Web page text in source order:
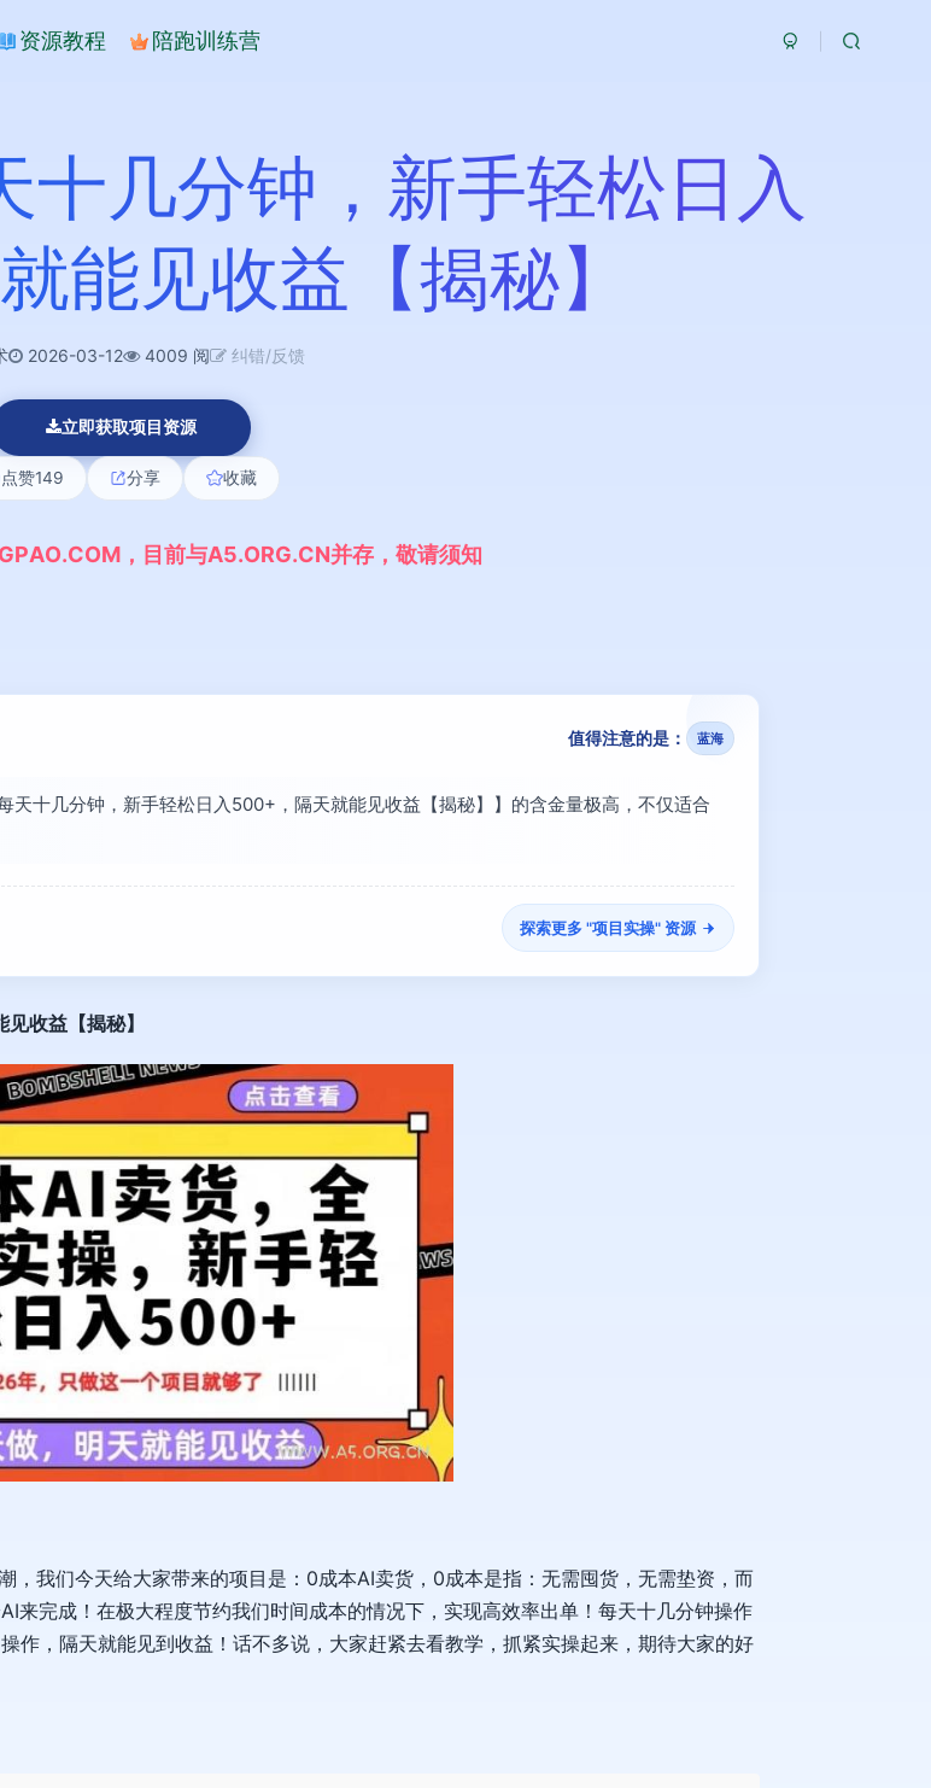
资源教程 陪跑训练营
十几分钟，新手轻松日入
能见收益【揭秘】
2026-03-12 4009 阅 纠错/反馈
立即获取项目资源
点赞149 分享 收藏
GPAO.COM ， 目 前与A5.ORG.CN并存 ， 敬请须知
值得注意的是： 蓝海
十几分钟，新手轻松日入500+，隔天就能见收益【揭秘】】的含金量极高，不仅适合
探索更多 "项目实操" 资源
收益【揭秘】
我们今天给大家带来的项目是：0成本AI卖货，0成本是指：无需囤货，无需垫资，而
来完成！在极大程度节约我们时间成本的情况下，实现高效率出单！每天十几分钟操作
作，隔天就能见到收益！话不多说，大家赶紧去看教学，抓紧实操起来，期待大家的好